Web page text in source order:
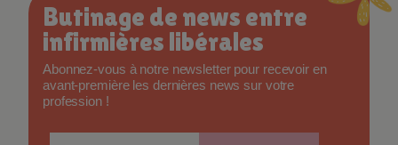
Butinage de news entre
infirmières libérales
Abonnez-vous à notre newsletter pour recevoir en
avant-première les dernières news sur votre
profession !